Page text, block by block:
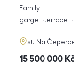
rozměry
disposition
Family
funkce
garge terrace
adresa
st. Na
cena
15 500 000